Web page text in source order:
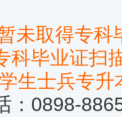
取得专科毕
科毕业证扫
生士兵专
：0898-